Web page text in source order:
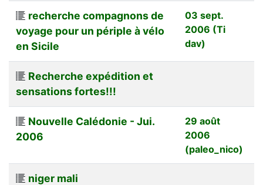
recherche compagnons de
voyage pour un périple à vélo
en Sicile
03 sept.
2006 (Ti
dav)
Recherche expédition et
sensations fortes!!!
Nouvelle Calédonie - Jui.
2006
29 août
2006
(paleo_nico)
niger mali